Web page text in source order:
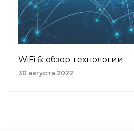
WiFi 6: обзор технологии
30 августа 2022